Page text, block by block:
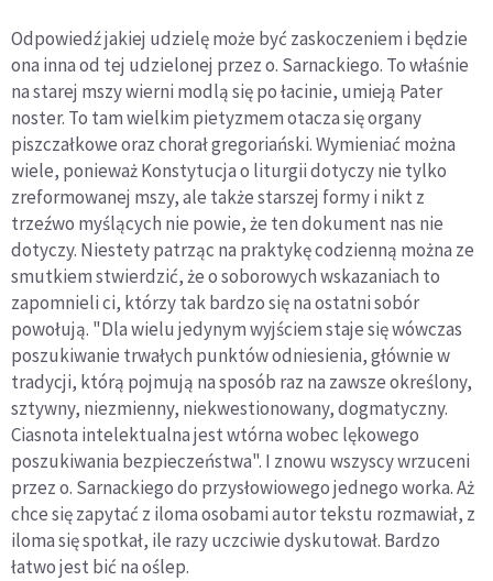
Odpowiedź jakiej udzielę może być zaskoczeniem i będzie
ona inna od tej udzielonej przez o. Sarnackiego. To właśnie
na starej mszy wierni modlą się po łacinie, umieją Pater
noster. To tam wielkim pietyzmem otacza się organy
piszczałkowe oraz chorał gregoriański. Wymieniać można
wiele, ponieważ Konstytucja o liturgii dotyczy nie tylko
zreformowanej mszy, ale także starszej formy i nikt z
trzeźwo myślących nie powie, że ten dokument nas nie
dotyczy. Niestety patrząc na praktykę codzienną można ze
smutkiem stwierdzić, że o soborowych wskazaniach to
zapomnieli ci, którzy tak bardzo się na ostatni sobór
powołują. "Dla wielu jedynym wyjściem staje się wówczas
poszukiwanie trwałych punktów odniesienia, głównie w
tradycji, którą pojmują na sposób raz na zawsze określony,
sztywny, niezmienny, niekwestionowany, dogmatyczny.
Ciasnota intelektualna jest wtórna wobec lękowego
poszukiwania bezpieczeństwa". I znowu wszyscy wrzuceni
przez o. Sarnackiego do przysłowiowego jednego worka. Aż
chce się zapytać z iloma osobami autor tekstu rozmawiał, z
iloma się spotkał, ile razy uczciwie dyskutował. Bardzo
łatwo jest bić na oślep.